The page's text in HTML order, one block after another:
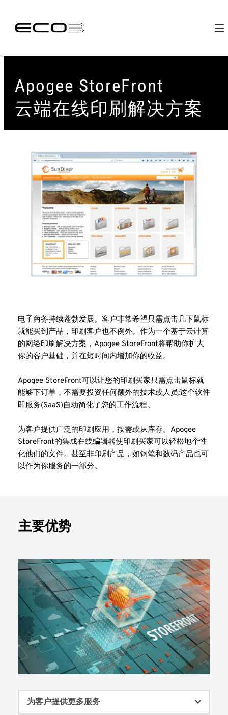
Apogee StoreFront
云端在线印刷解决方案
电子商务持续蓬勃发展。客户非常希望只需点击几下鼠标
就能买到产品，印刷客户也不例外。作为一个基于云计算
的网络印刷解决方案，Apogee StoreFront将帮助你扩大
你的客户基础，并在短时间内增加你的收益。
Apogee StoreFront可以让您的印刷买家只需点击鼠标就
能够下订单，不需要投资任何额外的技术或人员:这个软件
即服务(SaaS)自动简化了您的工作流程。
为客户提供广泛的印刷应用，按需或从库存。Apogee
StoreFront的集成在线编辑器使印刷买家可以轻松地个性
化他们的文件。甚至非印刷产品，如钢笔和数码产品也可
以作为你服务的一部分。
主要优势
为客户提供更多服务